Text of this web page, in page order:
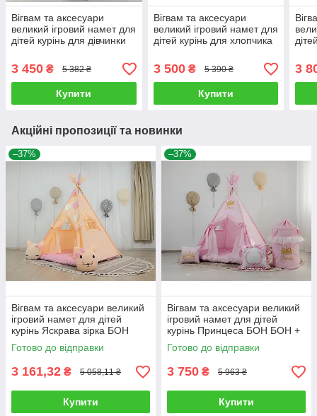
Вігвам та аксесуари
великий ігровий намет для
дітей курінь для дівчинки
кошик, комплект
3 450 ₴ 5 382 ₴
Купити
Вігвам та аксесуари
великий ігровий намет для
дітей курінь для хлопчика
Повний комплект
3 500₴ 5 390 ₴
Купити
3
Акційні пропозиції та новинки
–37%
Вігвам та аксесуари великий
ігровий намет для дітей
курінь Яскрава зірка БОН
БОН Повний комплект!
Готово до відправки
3 161,32 ₴ 5 058,11 ₴
Купити
–37%
Вігвам та аксесуари великий
ігровий намет для дітей
курінь Принцеса БОН БОН +
кошик Повний комплект!
Готово до відправки
3 750 ₴ 5 963 ₴
Купити